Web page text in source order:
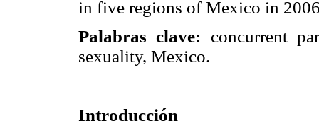
in five regions of Mexico in
Palabras clave: concurrent
sexuality, Mexico.
Introducción